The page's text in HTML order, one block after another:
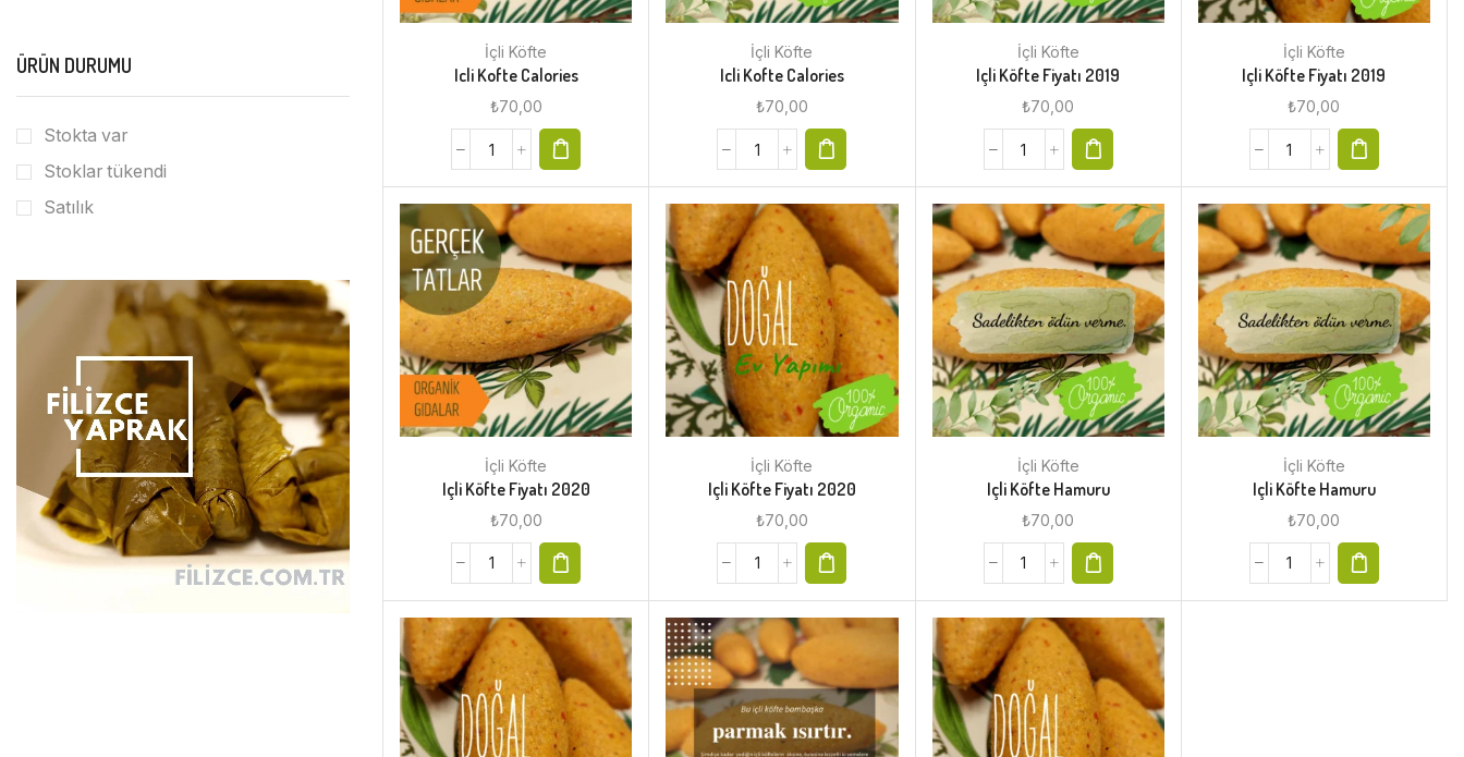
İçli Köfte
Icli Kofte Calories
₺70,00
İçli Köfte
Icli Kofte Calories
₺70,00
İçli Köfte
Içli Köfte Fiyatı 2019
₺70,00
İçli Köfte
Içli Köfte Fiyatı 2019
₺70,00
İçli Köfte
Içli Köfte Fiyatı 2020
₺70,00
İçli Köfte
Içli Köfte Fiyatı 2020
₺70,00
İçli Köfte
Içli Köfte Hamuru
₺70,00
İçli Köfte
Içli Köfte Hamuru
₺70,00
ÜRÜN DURUMU
Stokta var
Stoklar tükendi
Satılık